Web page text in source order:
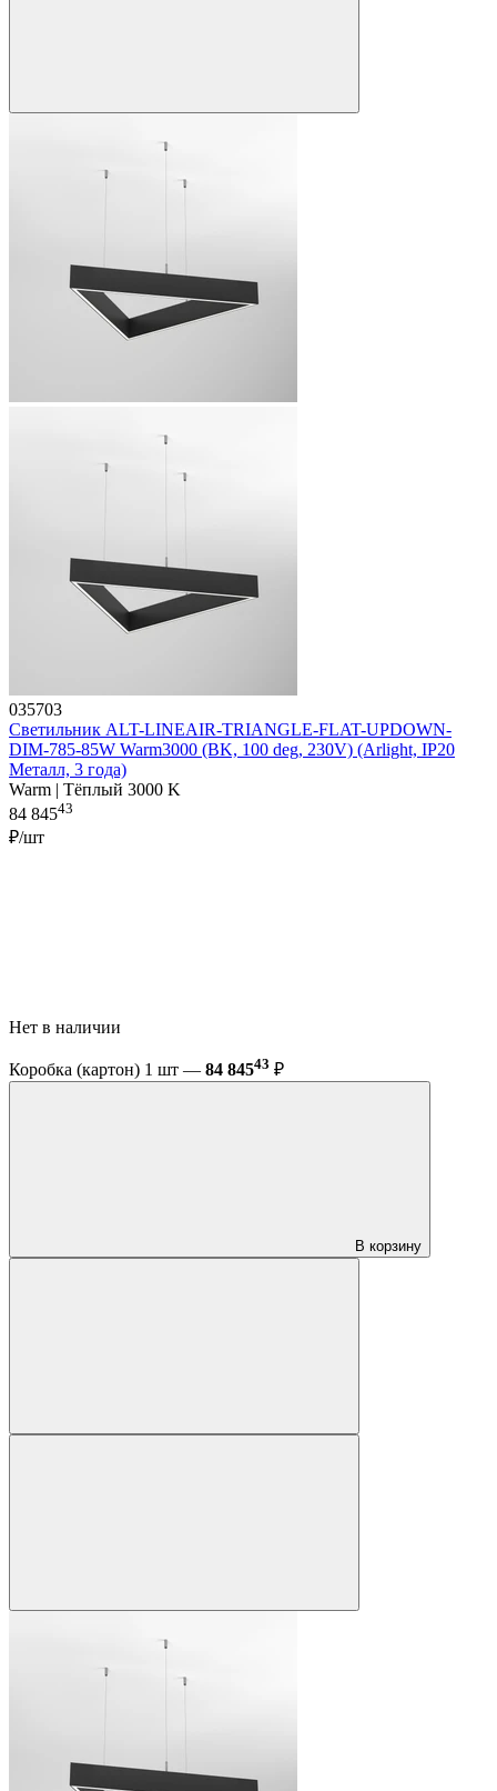
035703
Светильник ALT-LINEAIR-TRIANGLE-FLAT-UPDOWN-
DIM-785-85W Warm3000 (BK, 100 deg, 230V) (Arlight, IP20
Металл, 3 года)
Warm | Тёплый 3000 K
84 84543
₽/шт
Нет в наличии
Коробка (картон) 1 шт — 84 84543 ₽
В корзину